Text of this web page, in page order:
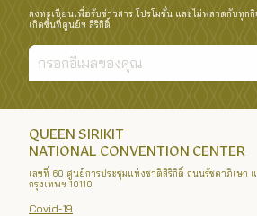
ลงทะเบียนเพื่อรับข่าวสาร โปรโมชั่น และไม่พลาดกับทุกกิ
เกิดขึ้นที่ศูนย์ฯ สิริกิติ์
QUEEN SIRIKIT
NATIONAL CONVENTION CENTER
เลขที่ 60 ศูนย์การประชุมแห่งชาติสิริกิติ์ ถนนรัชดาภิเษก
กรุงเทพฯ 10110
Covid-19